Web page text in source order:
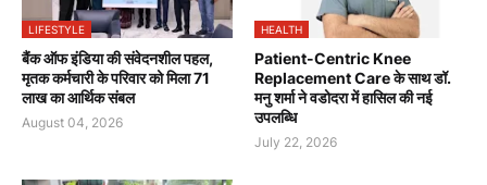
LIFESTYLE
बैंक ऑफ इंडिया की संवेदनशील पहल,
मृतक कर्मचारी के परिवार को मिला 71
लाख का आर्थिक संबल
August 04, 2026
HEALTH
Patient-Centric Knee
Replacement Care के साथ डॉ.
मनु शर्मा ने वडोदरा में हासिल की नई
उपलब्धि
July 22, 2026